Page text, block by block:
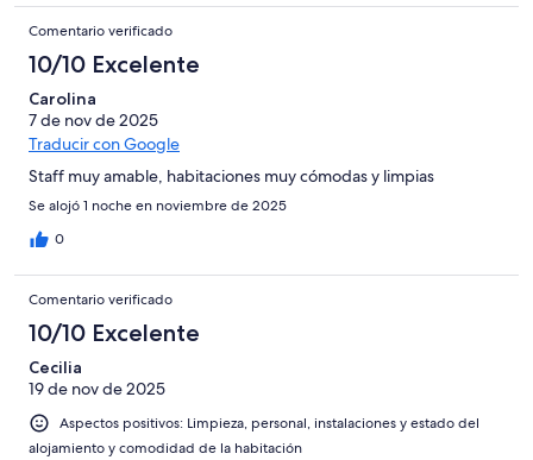
Comentario verificado
10/10 Excelente
Carolina
7 de nov de 2025
Traducir con Google
Staff muy amable, habitaciones muy cómodas y limpias
Se alojó 1 noche en noviembre de 2025
0
Comentario verificado
10/10 Excelente
Cecilia
19 de nov de 2025
Aspectos positivos: Limpieza, personal, instalaciones y estado del
alojamiento y comodidad de la habitación